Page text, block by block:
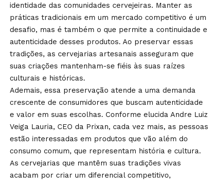
identidade das comunidades cervejeiras. Manter as
práticas tradicionais em um mercado competitivo é um
desafio, mas é também o que permite a continuidade e
autenticidade desses produtos. Ao preservar essas
tradições, as cervejarias artesanais asseguram que
suas criações mantenham-se fiéis às suas raízes
culturais e históricas.
Ademais, essa preservação atende a uma demanda
crescente de consumidores que buscam autenticidade
e valor em suas escolhas. Conforme elucida Andre Luiz
Veiga Lauria, CEO da Prixan, cada vez mais, as pessoas
estão interessadas em produtos que vão além do
consumo comum, que representam história e cultura.
As cervejarias que mantêm suas tradições vivas
acabam por criar um diferencial competitivo,